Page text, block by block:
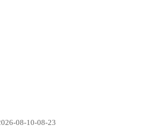
08-10-08-23